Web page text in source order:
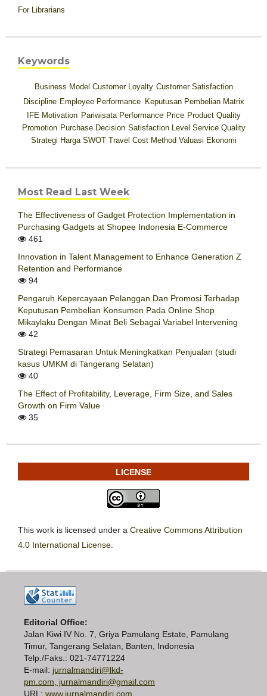
For Librarians
Keywords
Business Model Customer Loyalty Customer Satisfaction
Discipline Employee Performance Keputusan Pembelian Matrix
IFE Motivation Pariwisata Performance Price Product Quality
Promotion Purchase Decision Satisfaction Level Service Quality
Strategi Harga SWOT Travel Cost Method Valuasi Ekonomi
Most Read Last Week
The Effectiveness of Gadget Protection Implementation in
Purchasing Gadgets at Shopee Indonesia E-Commerce
461
Innovation in Talent Management to Enhance Generation Z
Retention and Performance
94
Pengaruh Kepercayaan Pelanggan Dan Promosi Terhadap
Keputusan Pembelian Konsumen Pada Online Shop
Mikaylaku Dengan Minat Beli Sebagai Variabel Intervening
42
Strategi Pemasaran Untuk Meningkatkan Penjualan (studi
kasus UMKM di Tangerang Selatan)
40
The Effect of Profitability, Leverage, Firm Size, and Sales
Growth on Firm Value
35
LICENSE
This work is licensed under a Creative Commons Attribution
4.0 International License.
Editorial Office:
Jalan Kiwi IV No. 7, Griya Pamulang Estate, Pamulang
Timur, Tangerang Selatan, Banten, Indonesia
Telp./Faks.: 021-74771224
E-mail: jurnalmandiri@lkd-
pm.com, jurnalmandiri@gmail.com
URL: www.jurnalmandiri.com